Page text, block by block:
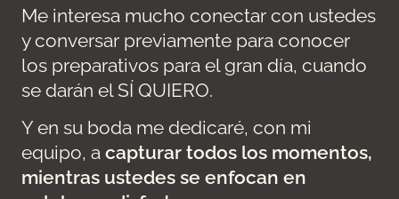
Me interesa mucho conectar con ustedes
y conversar previamente para conocer
los preparativos para el gran día, cuando
se darán el SÍ QUIERO.
Y en su boda me dedicaré, con mi
equipo, a capturar todos los momentos,
mientras ustedes se enfocan en